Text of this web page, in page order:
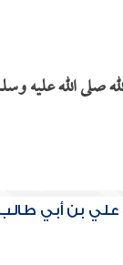
الله عليه
بن أبي